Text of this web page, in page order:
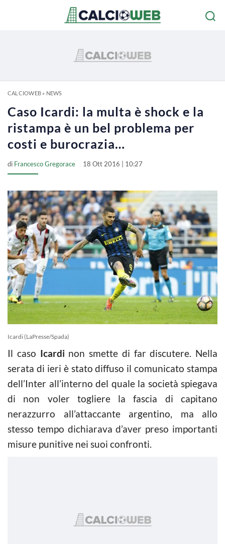
CALCIOWEB» NEWS
Caso Icardi: la multa è shock e la
ristampa è un bel problema per
costi e burocrazia…
di Francesco Gregorace 18 Ott 2016 | 10:27
Icardi (LaPresse/Spada)
Il caso Icardi non smette di far discutere. Nella
serata di ieri è stato diffuso il comunicato stampa
dell’Inter all’interno del quale la società spiegava
di non voler togliere la fascia di capitano
nerazzurro all’attaccante argentino, ma allo
stesso tempo dichiarava d’aver preso importanti
misure punitive nei suoi confronti.